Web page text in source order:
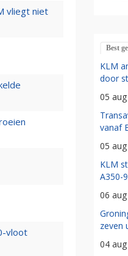
vliegt niet
vloot
Best
KLM
door
05
vanaf
05
KLM
A350-
06
zeven
04